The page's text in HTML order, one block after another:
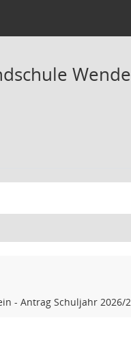
- Antrag Schuljahr 2026/